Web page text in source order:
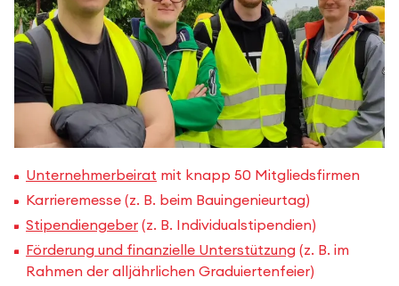
Unternehmerbeirat mit knapp 50 Mitgliedsfirmen
Karrieremesse (z. B. beim Bauingenieurtag)
Stipendiengeber (z. B. Individualstipendien)
Förderung und finanzielle Unterstützung (z. B. im
Rahmen der alljährlichen Graduiertenfeier)